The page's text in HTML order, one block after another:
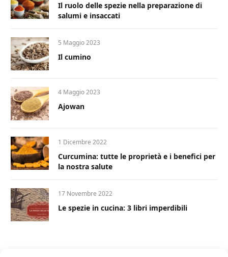
Il ruolo delle spezie nella preparazione di
salumi e insaccati
5 Maggio 2023
Il cumino
4 Maggio 2023
Ajowan
1 Dicembre 2022
Curcumina: tutte le proprietà e i benefici per
la nostra salute
17 Novembre 2022
Le spezie in cucina: 3 libri imperdibili